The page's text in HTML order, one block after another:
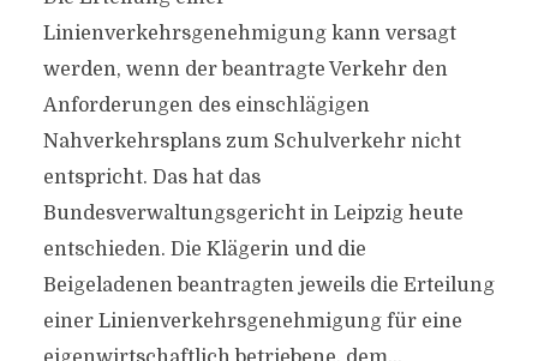
Linienverkehrsgenehmigung kann versagt
werden, wenn der beantragte Verkehr den
Anforderungen des einschlägigen
Nahverkehrsplans zum Schulverkehr nicht
entspricht. Das hat das
Bundesverwaltungsgericht in Leipzig heute
entschieden. Die Klägerin und die
Beigeladenen beantragten jeweils die Erteilung
einer Linienverkehrsgenehmigung für eine